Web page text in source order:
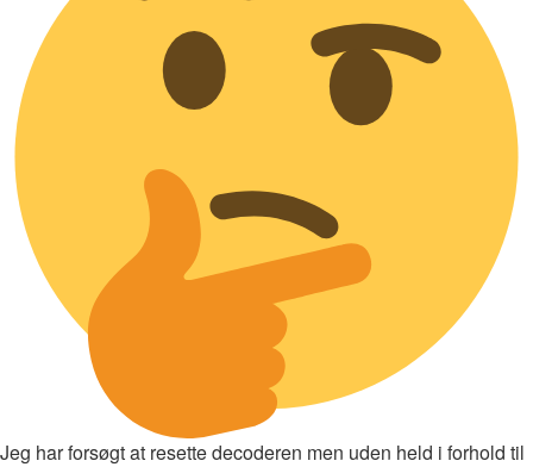
Jeg har forsøgt at resette decoderen men uden held i forhold til